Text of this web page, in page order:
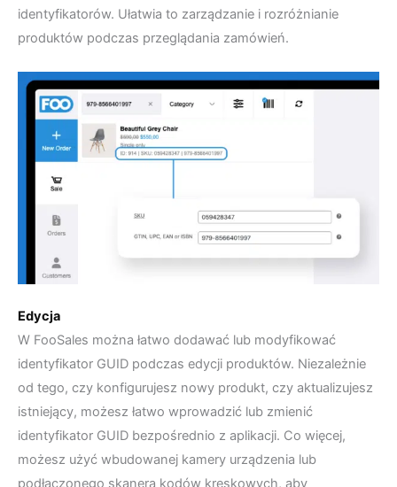
identyfikatorów. Ułatwia to zarządzanie i rozróżnianie
produktów podczas przeglądania zamówień.
Edycja
W FooSales można łatwo dodawać lub modyfikować
identyfikator GUID podczas edycji produktów. Niezależnie
od tego, czy konfigurujesz nowy produkt, czy aktualizujesz
istniejący, możesz łatwo wprowadzić lub zmienić
identyfikator GUID bezpośrednio z aplikacji. Co więcej,
możesz użyć wbudowanej kamery urządzenia lub
podłączonego skanera kodów kreskowych, aby